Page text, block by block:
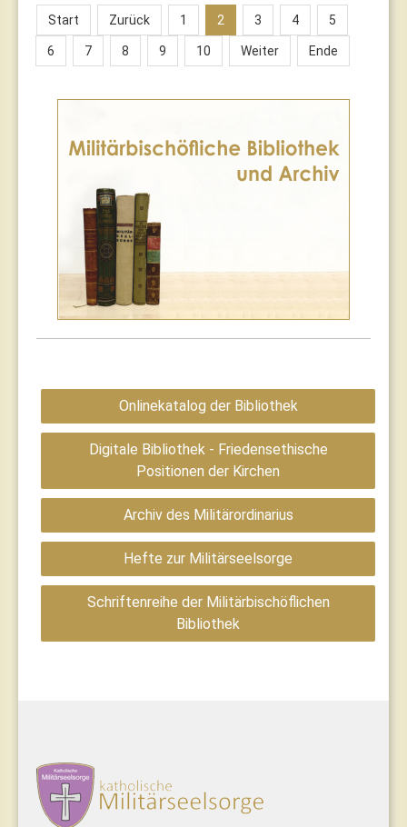
Start Zurück 1 2 3 4 5
6 7 8 9 10 Weiter Ende
Onlinekatalog der Bibliothek
Digitale Bibliothek - Friedensethische
Positionen der Kirchen
Archiv des Militärordinarius
Hefte zur Militärseelsorge
Schriftenreihe der Militärbischöflichen
Bibliothek